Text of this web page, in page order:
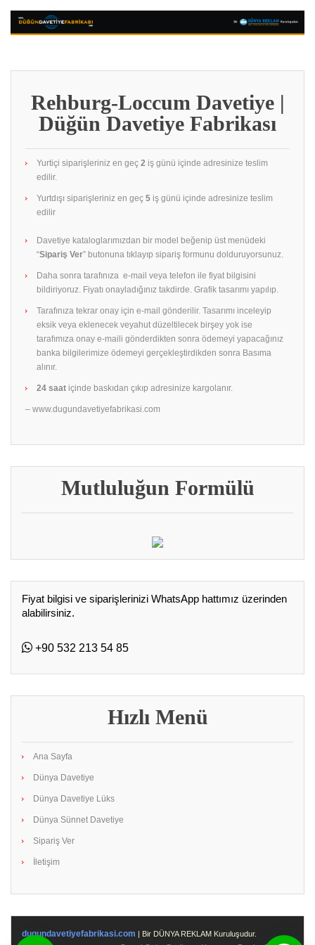
Rehburg-Loccum Davetiye |
Düğün Davetiye Fabrikası
Yurtiçi siparişleriniz en geç 2 iş günü içinde adresinize teslim
edilir.
Yurtdışı siparişleriniz en geç 5 iş günü içinde adresinize teslim
edilir
Davetiye kataloglarımızdan bir model beğenip üst menüdeki
“Sipariş Ver” butonuna tıklayıp sipariş formunu dolduruyorsunuz.
Daha sonra tarafınıza e-mail veya telefon ile fiyat bilgisini
bildiriyoruz. Fiyatı onayladığınız takdirde. Grafik tasarımı yapılıp.
Tarafınıza tekrar onay için e-mail gönderilir. Tasarımı inceleyip
eksik veya eklenecek veyahut düzeltilecek birşey yok ise
tarafımıza onay e-maili gönderdikten sonra ödemeyi yapacağınız
banka bilgilerimize ödemeyi gerçekleştirdikden sonra Basıma
alınır.
24 saat içinde baskıdan çıkıp adresinize kargolanır.
– www.dugundavetiyefabrikasi.com
Mutluluğun Formülü
Fiyat bilgisi ve siparişlerinizi WhatsApp hattımız üzerinden
alabilirsiniz.
+90 532 213 54 85
Hızlı Menü
Ana Sayfa
Dünya Davetiye
Dünya Davetiye Lüks
Dünya Sünnet Davetiye
Sipariş Ver
İletişim
dugundavetiyefabrikasi.com | Bir DÜNYA REKLAM Kuruluşudur.